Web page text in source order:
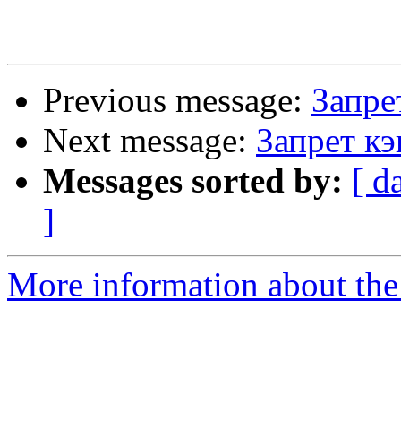
Previous message:
Next message: Запрет
Messages sorted by: [
]
More information about